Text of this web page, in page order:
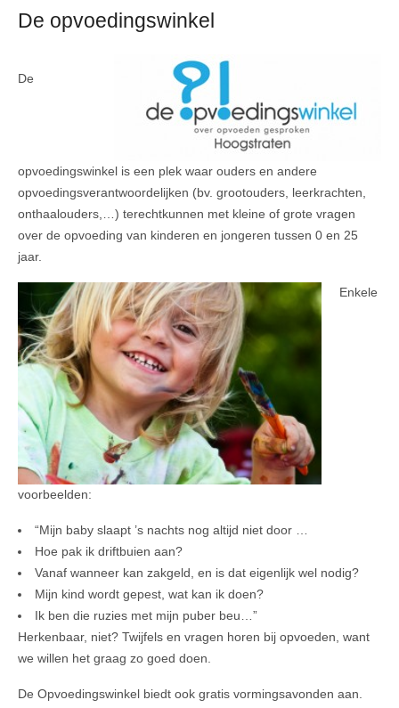
De opvoedingswinkel
De
opvoedingswinkel is een plek waar ouders en andere
opvoedingsverantwoordelijken (bv. grootouders, leerkrachten,
onthaalouders,…) terechtkunnen met kleine of grote vragen
over de opvoeding van kinderen en jongeren tussen 0 en 25
jaar.
Enkele
voorbeelden:
“Mijn baby slaapt ’s nachts nog altijd niet door …
Hoe pak ik driftbuien aan?
Vanaf wanneer kan zakgeld, en is dat eigenlijk wel nodig?
Mijn kind wordt gepest, wat kan ik doen?
Ik ben die ruzies met mijn puber beu…”
Herkenbaar, niet? Twijfels en vragen horen bij opvoeden, want
we willen het graag zo goed doen.
De Opvoedingswinkel biedt ook gratis vormingsavonden aan.